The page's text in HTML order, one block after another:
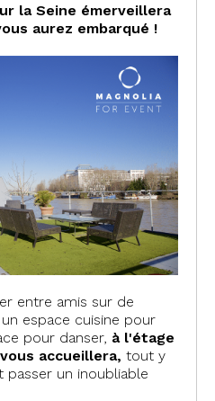
la Seine émerveillera
aurez embarqué !
entre amis sur de
espace cuisine pour
pour danser, à l'étage
accueillera, tout y
un inoubliable